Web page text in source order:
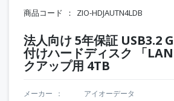
商品コード ZIO-HDJAUTN4LDB
法人向け 5年保証 USB3.2
付けハードディスク 「
クアップ用 4TB
メーカー
アイオーデータ